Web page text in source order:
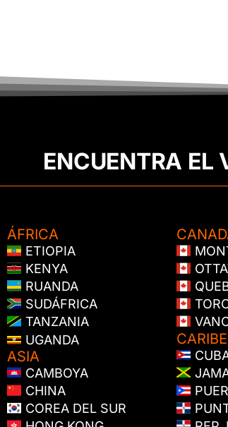
ENCUENTRA EL
ÁFRICA
ETIOPIA
KENYA
RUANDA
SUDÁFRICA
TANZANIA
UGANDA
ASIA
CAMBOYA
CHINA
COREA DEL SUR
CARIBE